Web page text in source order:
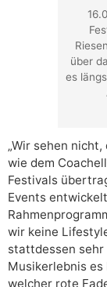
über
es
„Wir sehen
wie dem
Festivals
Events
wir keine
stattdessen sehr
Musikerlebnis
welcher rote